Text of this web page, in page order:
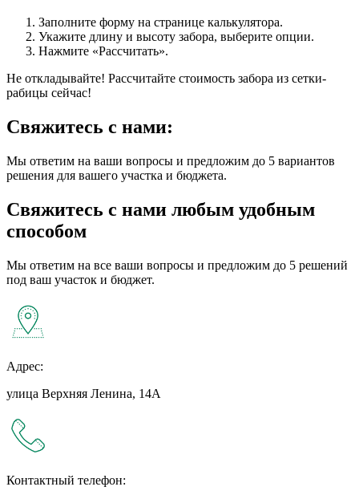
Заполните форму на странице калькулятора.
Укажите длину и высоту забора, выберите опции.
Нажмите «Рассчитать».
Не откладывайте! Рассчитайте стоимость забора из сетки-
рабицы сейчас!
Свяжитесь с нами:
Мы ответим на ваши вопросы и предложим до 5 вариантов
решения для вашего участка и бюджета.
Свяжитесь с нами любым удобным
способом
Мы ответим на все ваши вопросы и предложим до 5 решений
под ваш участок и бюджет.
Адрес:
улица Верхняя Ленина, 14А
Контактный телефон: